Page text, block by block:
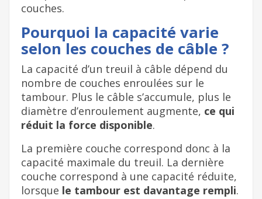
couches.
Pourquoi la capacité varie
selon les couches de câble ?
La capacité d’un treuil à câble dépend du
nombre de couches enroulées sur le
tambour. Plus le câble s’accumule, plus le
diamètre d’enroulement augmente, ce qui
réduit la force disponible.
La première couche correspond donc à la
capacité maximale du treuil. La dernière
couche correspond à une capacité réduite,
lorsque le tambour est davantage rempli.